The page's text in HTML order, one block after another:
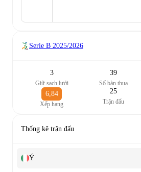
Serie B 2025/2026
3
Giữ sạch lưới
39
Số bàn thua
6,84
Xếp hạng
25
Trận đấu
Thống kê trận đấu
Ý